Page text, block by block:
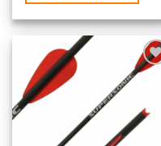
optie
gekozen
worden
op
de
productpagina
Toevoegen